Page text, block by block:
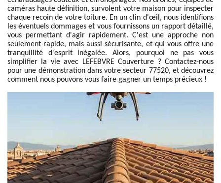
caméras haute définition, survolent votre maison pour inspecter
chaque recoin de votre toiture. En un clin d'œil, nous identifions
les éventuels dommages et vous fournissons un rapport détaillé,
vous permettant d'agir rapidement. C'est une approche non
seulement rapide, mais aussi sécurisante, et qui vous offre une
tranquillité d'esprit inégalée. Alors, pourquoi ne pas vous
simplifier la vie avec LEFEBVRE Couverture ? Contactez-nous
pour une démonstration dans votre secteur 77520, et découvrez
comment nous pouvons vous faire gagner un temps précieux !